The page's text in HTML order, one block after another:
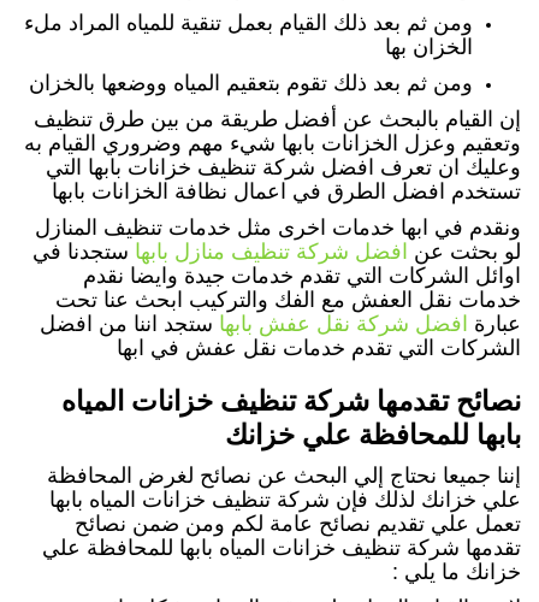
ومن ثم بعد ذلك القيام بعمل تنقية للمياه المراد ملء
الخزان بها
ومن ثم بعد ذلك تقوم بتعقيم المياه ووضعها بالخزان
إن القيام بالبحث عن أفضل طريقة من بين طرق تنظيف
وتعقيم وعزل الخزانات بابها شيء مهم وضروري القيام به
وعليك ان تعرف افضل شركة تنظيف خزانات بابها التي
تستخدم افضل الطرق في اعمال نظافة الخزانات بابها
ونقدم في ابها خدمات اخرى مثل خدمات تنظيف المنازل
لو بحثت عن افضل شركة تنظيف منازل بابها ستجدنا في
اوائل الشركات التي تقدم خدمات جيدة وايضا نقدم
خدمات نقل العفش مع الفك والتركيب ابحث عنا تحت
عبارة افضل شركة نقل عفش بابها ستجد اننا من افضل
الشركات التي تقدم خدمات نقل عفش في ابها
نصائح تقدمها شركة تنظيف خزانات المياه
بابها للمحافظة علي خزانك
إننا جميعا نحتاج إلي البحث عن نصائح لغرض المحافظة
علي خزانك لذلك فإن شركة تنظيف خزانات المياه بابها
تعمل علي تقديم نصائح عامة لكم ومن ضمن نصائح
تقدمها شركة تنظيف خزانات المياه بابها للمحافظة علي
خزانك ما يلي :